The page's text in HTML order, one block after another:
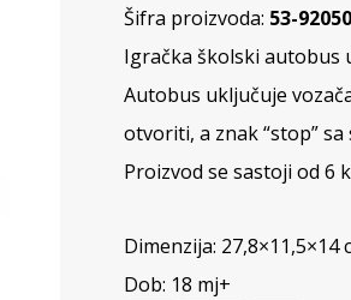
Šifra proizvoda: 53-92050
Igračka školski autobus
Autobus uključuje
otvoriti, a znak “stop”
Proizvod se sastoji od 6
Dimenzija: 27,8×11,5×14
Dob: 18 mj+